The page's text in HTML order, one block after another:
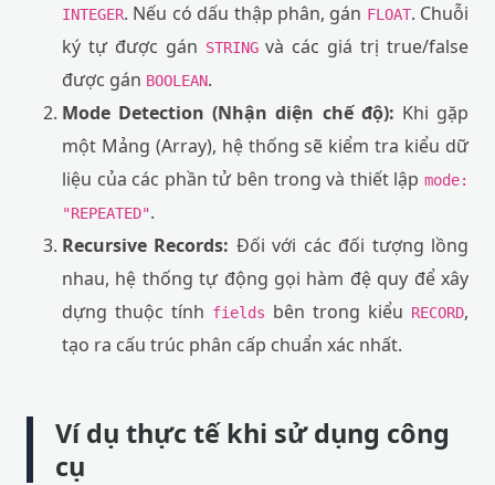
INTEGER. Nếu có dấu thập phân, gán FLOAT. Chuỗi
ký tự được gán STRINGvà các giá trị true/false
được gán BOOLEAN.
Mode Detection (Nhận diện chế độ): Khi gặp
một Mảng (Array), hệ thống sẽ kiểm tra kiểu dữ
liệu của các phần tử bên trong và thiết lập mode:
"REPEATED".
Recursive Records: Đối với các đối tượng lồng
nhau, hệ thống tự động gọi hàm đệ quy để xây
dựng thuộc tính fields bên trong kiểu RECORD,
tạo ra cấu trúc phân cấp chuẩn xác nhất.
Ví dụ thực tế khi sử dụng công
cụ